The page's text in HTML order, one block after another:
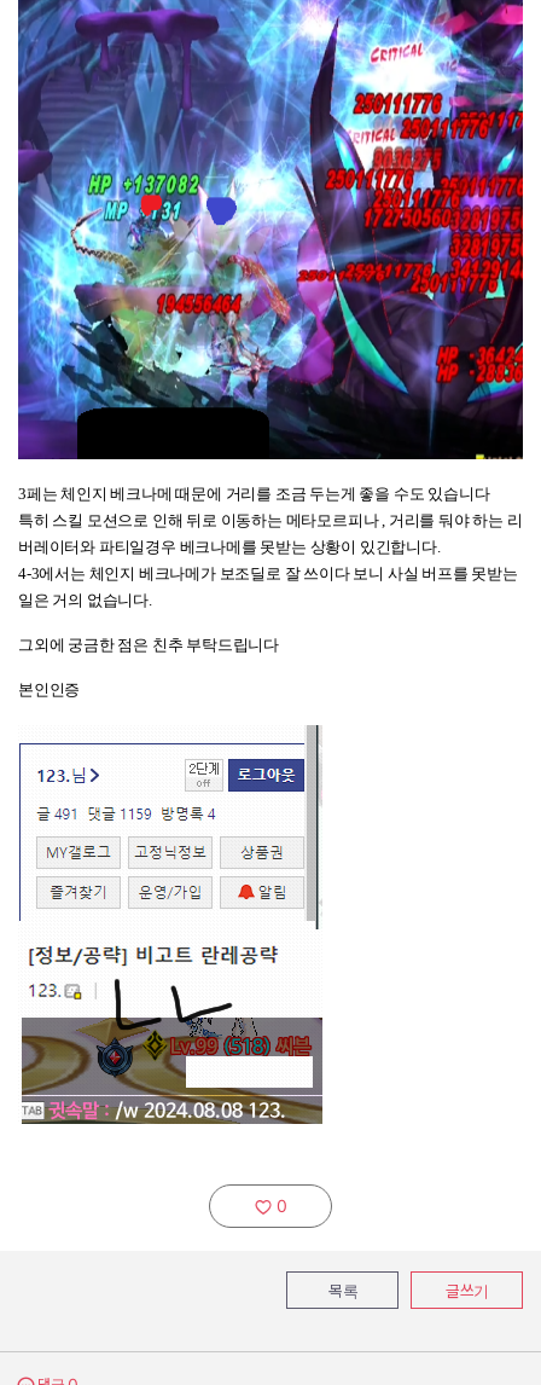
3페는 체인지 베크나메 때문에 거리를 조금 두는게 좋을 수도 있습니다
특히 스킬 모션으로 인해 뒤로 이동하는 메타모르피나 , 거리를 둬야 하는 리
버레이터와 파티일경우 베크나메를 못받는 상황이 있긴합니다.
4-3에서는 체인지 베크나메가 보조딜로 잘 쓰이다 보니 사실 버프를 못받는
일은 거의 없습니다.
그외에 궁금한 점은 친추 부탁드립니다
본인인증
추천하기:
0
목록 글쓰기